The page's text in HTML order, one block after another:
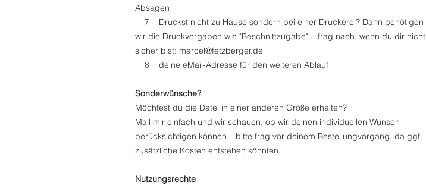
Absagen
7 Druckst nicht zu Hause sondern bei einer Druckerei? Dann benötigen
wir die Druckvorgaben wie "Beschnittzugabe" ...frag nach, wenn du dir nicht
sicher bist: marcel@fetzberger.de
8 deine eMail-Adresse für den weiteren Ablauf
Sonderwünsche?
Möchtest du die Datei in einer anderen Größe erhalten?
Mail mir einfach und wir schauen, ob wir deinen individuellen Wunsch
berücksichtigen können – bitte frag vor deinem Bestellungvorgang, da ggf.
zusätzliche Kosten entstehen könnten.
Nutzungsrechte